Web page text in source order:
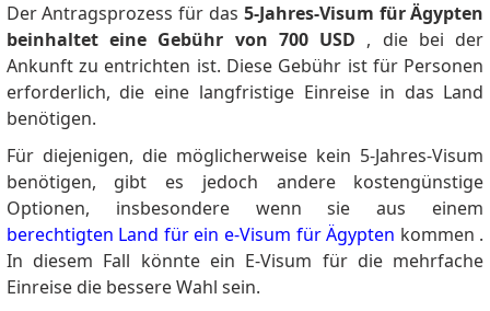
Der Antragsprozess für das 5-Jahres-Visum für Ägypten
beinhaltet eine Gebühr von 700 USD , die bei der
Ankunft zu entrichten ist. Diese Gebühr ist für Personen
erforderlich, die eine langfristige Einreise in das Land
benötigen.
Für diejenigen, die möglicherweise kein 5-Jahres-Visum
benötigen, gibt es jedoch andere kostengünstige
Optionen, insbesondere wenn sie aus einem
berechtigten Land für ein e-Visum für Ägypten kommen .
In diesem Fall könnte ein E-Visum für die mehrfache
Einreise die bessere Wahl sein.